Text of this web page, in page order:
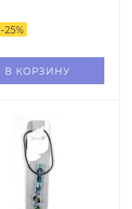
-25%
В КОРЗИНУ